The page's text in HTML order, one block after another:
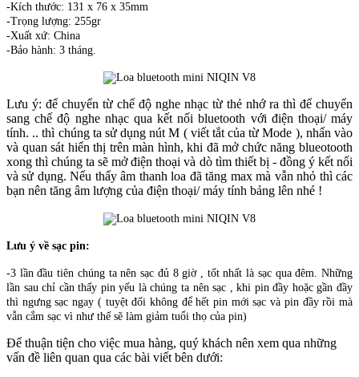
-Kích thước: 131 x 76 x 35mm
-Trọng lượng: 255gr
-Xuất xứ: China
-Bảo hành: 3 tháng.
Lưu ý: để chuyển từ chế độ nghe nhạc từ thẻ nhớ ra thì để chuyển
sang chế độ nghe nhạc qua kết nối bluetooth với điện thoại/ máy
tính. .. thì chúng ta sử dụng nút M ( viết tắt của từ Mode ), nhấn vào
và quan sát hiển thị trên màn hình, khi đã mở chức năng blueotooth
xong thì chúng ta sẽ mở điện thoại và dò tìm thiết bị - đồng ý kết nối
và sử dụng. Nếu thấy âm thanh loa đã tăng max mà vẫn nhỏ thì các
bạn nên tăng âm lượng của điện thoại/ máy tính bảng lên nhé !
Lưu ý về sạc pin:
-3 lần đầu tiên chúng ta nên sạc đủ 8 giờ , tốt nhất là sạc qua đêm. Những
lần sau chỉ cần thấy pin yếu là chúng ta nên sạc , khi pin đầy hoặc gần đầy
thì ngưng sạc ngay ( tuyệt đối không để hết pin mới sạc và pin đầy rồi mà
vẫn cắm sạc vì như thế sẽ làm giảm tuổi thọ của pin)
Để thuận tiện cho việc mua hàng, quý khách nên xem qua những
vấn đề liên quan qua các bài viết bên dưới: